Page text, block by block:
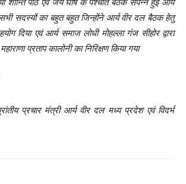
शान्ति पाठ एवं जय घोष के पश्चात बैठक संपन्न हुई आर्य
सदस्यों का बहुत बहुत जिन्होंने आर्य वीर दल बैठक हेतु
दिया एवं आर्य समाज लोधी मोहल्ला गंज सीहोर द्वारा
प्रताप कालोनी का निरिक्षण किया गया
प्रचार मंत्री आर्य वीर दल मध्य प्रदेश एवं विदर्भ